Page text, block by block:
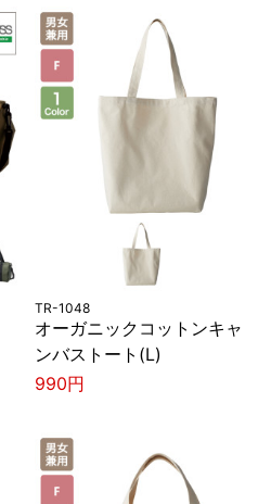
TR-1048
オーガニックコットンキャ
ンバストート(L)
990円